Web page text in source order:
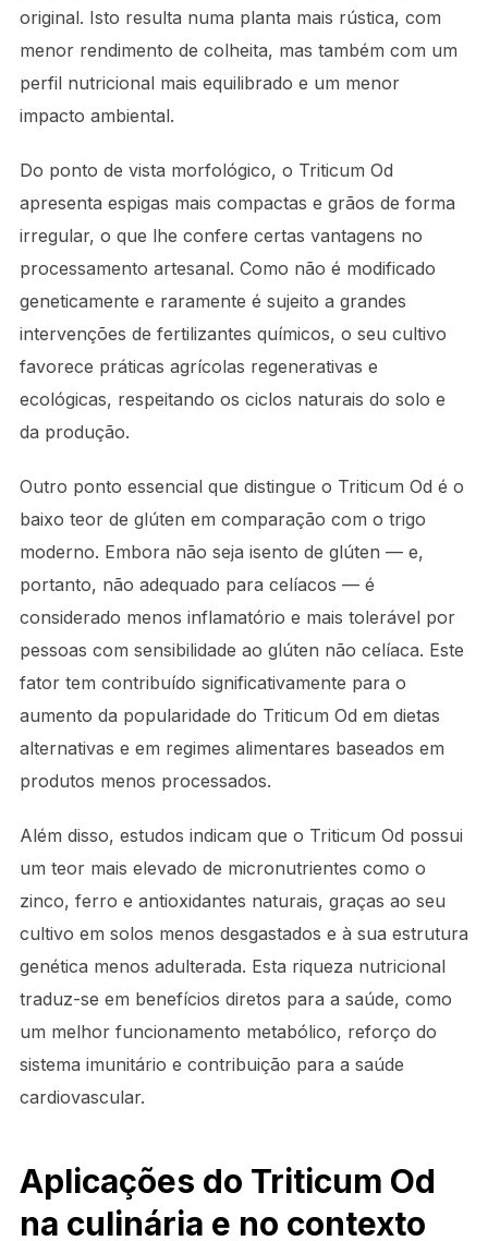
original. Isto resulta numa planta mais rústica, com
menor rendimento de colheita, mas também com um
perfil nutricional mais equilibrado e um menor
impacto ambiental.
Do ponto de vista morfológico, o Triticum Od
apresenta espigas mais compactas e grãos de forma
irregular, o que lhe confere certas vantagens no
processamento artesanal. Como não é modificado
geneticamente e raramente é sujeito a grandes
intervenções de fertilizantes químicos, o seu cultivo
favorece práticas agrícolas regenerativas e
ecológicas, respeitando os ciclos naturais do solo e
da produção.
Outro ponto essencial que distingue o Triticum Od é o
baixo teor de glúten em comparação com o trigo
moderno. Embora não seja isento de glúten — e,
portanto, não adequado para celíacos — é
considerado menos inflamatório e mais tolerável por
pessoas com sensibilidade ao glúten não celíaca. Este
fator tem contribuído significativamente para o
aumento da popularidade do Triticum Od em dietas
alternativas e em regimes alimentares baseados em
produtos menos processados.
Além disso, estudos indicam que o Triticum Od possui
um teor mais elevado de micronutrientes como o
zinco, ferro e antioxidantes naturais, graças ao seu
cultivo em solos menos desgastados e à sua estrutura
genética menos adulterada. Esta riqueza nutricional
traduz-se em benefícios diretos para a saúde, como
um melhor funcionamento metabólico, reforço do
sistema imunitário e contribuição para a saúde
cardiovascular.
Aplicações do Triticum Od
na culinária e no contexto